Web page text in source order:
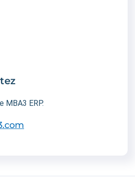
MBA3 ERP.